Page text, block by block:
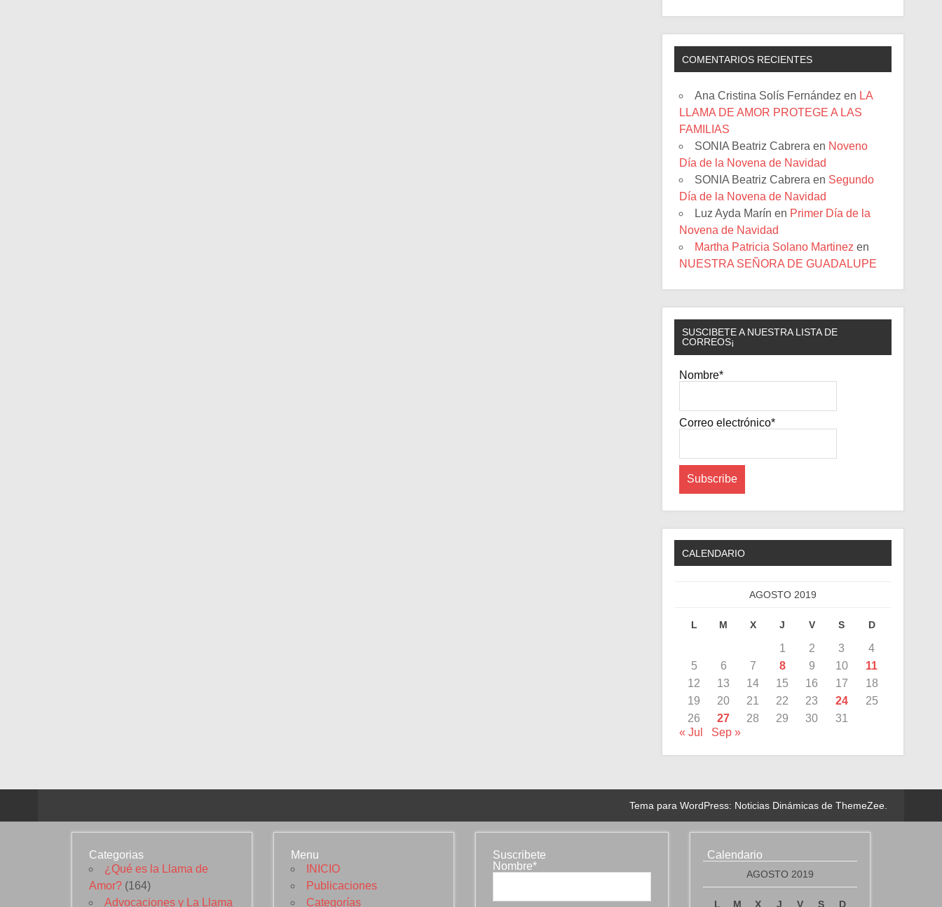
COMENTARIOS RECIENTES
Ana Cristina Solís Fernández en LA
LLAMA DE AMOR PROTEGE A LAS
FAMILIAS
SONIA Beatriz Cabrera en Noveno
Día de la Novena de Navidad
SONIA Beatriz Cabrera en Segundo
Día de la Novena de Navidad
Luz Ayda Marín en Primer Día de la
Novena de Navidad
Martha Patricia Solano Martinez en
NUESTRA SEÑORA DE GUADALUPE
SUSCIBETE A NUESTRA LISTA DE
CORREOS¡
Nombre*
Correo electrónico*
CALENDARIO
AGOSTO 2019
L M X J V S D
1 2 3
4
5
6 7 8 9 10
11
12
13 14 15 16 17
18
19
20 21 22 23 24
25
26
27 28 29 30
31
« Jul
Sep »
Tema para WordPress: Noticias Dinámicas de ThemeZee.
Categorias
¿Qué es la Llama de
Amor? (164)
Advocaciones y La Llama
Menu
INICIO
Publicaciones
Categorías
Suscribete
Nombre*
Calendario
AGOSTO 2019
L M X J V S D